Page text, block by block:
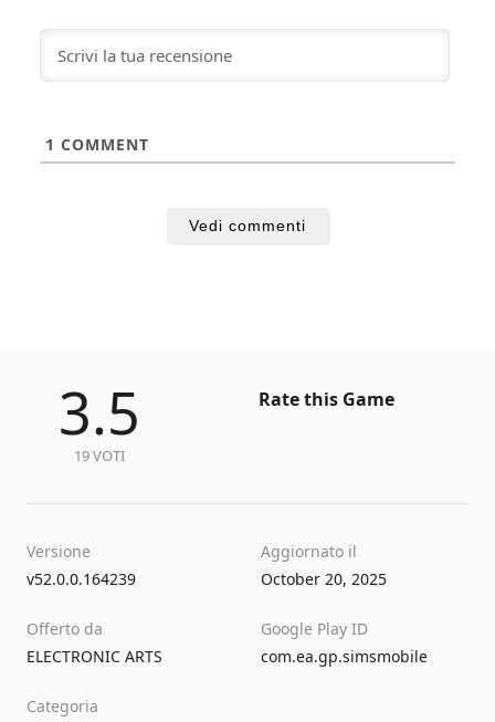
1 COMMENT
Vedi commenti
3.5
19 VOTI
Rate this Game
Versione
v52.0.0.164239
Aggiornato il
October 20, 2025
Offerto da
ELECTRONIC ARTS
Google Play ID
com.ea.gp.simsmobile
Categoria